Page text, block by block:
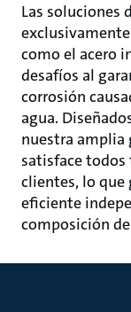
Las soluciones
como el acero
desafíos al
corrosión
agua.
nuestra amplia
satisface
clientes, lo
eficiente
composición